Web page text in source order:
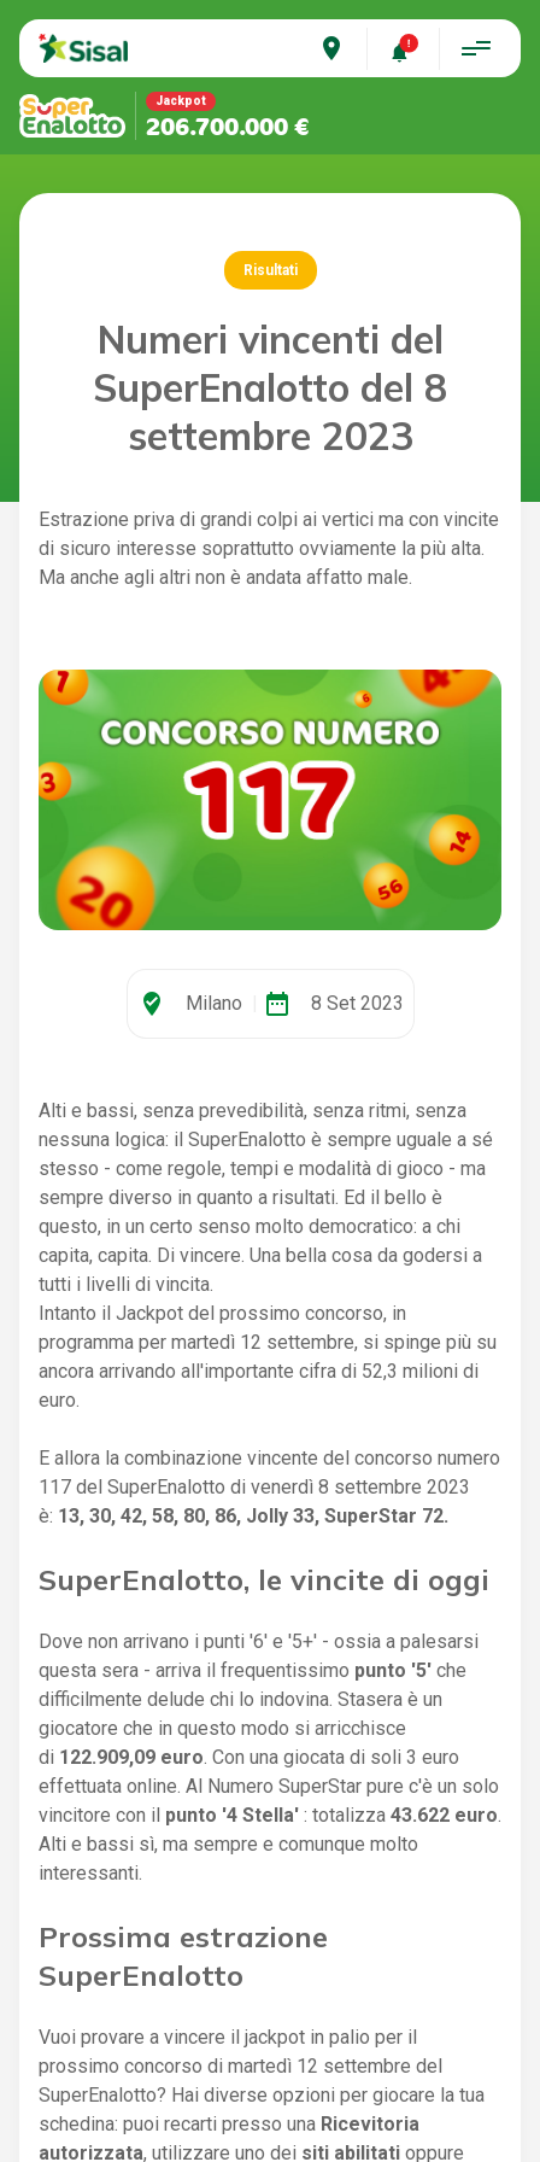
place
Jackpot
206.700.000 €
Risultati
Numeri vincenti del
SuperEnalotto del 8
settembre 2023
Estrazione priva di grandi colpi ai vertici ma con vincite
di sicuro interesse soprattutto ovviamente la più alta.
Ma anche agli altri non è andata affatto male.
where_to_vote Milano date_range 8 Set 2023
Alti e bassi, senza prevedibilità, senza ritmi, senza
nessuna logica: il SuperEnalotto è sempre uguale a sé
stesso - come regole, tempi e modalità di gioco - ma
sempre diverso in quanto a risultati. Ed il bello è
questo, in un certo senso molto democratico: a chi
capita, capita. Di vincere. Una bella cosa da godersi a
tutti i livelli di vincita.
Intanto il Jackpot del prossimo concorso, in
programma per martedì 12 settembre, si spinge più su
ancora arrivando all'importante cifra di 52,3 milioni di
euro.
E allora la combinazione vincente del concorso numero
117 del SuperEnalotto di venerdì 8 settembre 2023
è: 13, 30, 42, 58, 80, 86, Jolly 33, SuperStar 72.
SuperEnalotto, le vincite di oggi
Dove non arrivano i punti '6' e '5+' - ossia a palesarsi
questa sera - arriva il frequentissimo punto '5' che
difficilmente delude chi lo indovina. Stasera è un
giocatore che in questo modo si arricchisce
di 122.909,09 euro . Con una giocata di soli 3 euro
effettuata online. Al Numero SuperStar pure c'è un solo
vincitore con il punto '4 Stella' : totalizza 43.622 euro
Alti e bassi sì, ma sempre e comunque molto
interessanti.
Prossima estrazione
SuperEnalotto
Vuoi provare a vincere il jackpot in palio per il
prossimo concorso di martedì 12 settembre del
SuperEnalotto? Hai diverse opzioni per giocare la tua
schedina: puoi recarti presso una Ricevitoria
autorizzata, utilizzare uno dei siti abilitati oppure